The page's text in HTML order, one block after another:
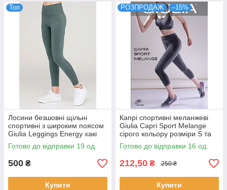
Топ
Лосини безшовні щільні
спортивні з широким поясом
Giulia Leggings Energy хакі
коричневого кольорів
Готово до відправки 19 од.
500 ₴
Купити
РОЗПРОДАЖ –15%
Капрі спортивні меланжеві
Giulia Capri Sport Melange
сірого кольору розміри S та
M
Готово до відправки 16 од.
212,50 ₴ 250 ₴
Купити